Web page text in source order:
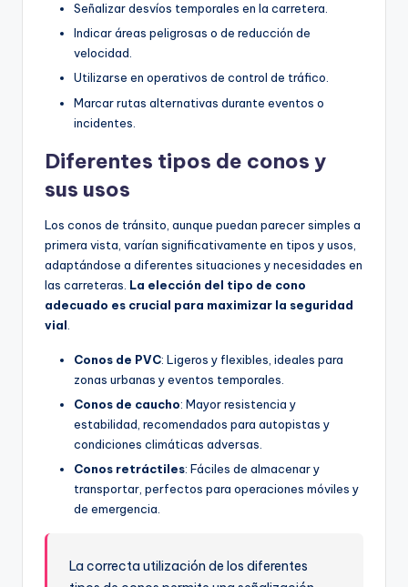
Señalizar desvíos temporales en la carretera.
Indicar áreas peligrosas o de reducción de
velocidad.
Utilizarse en operativos de control de tráfico.
Marcar rutas alternativas durante eventos o
incidentes.
Diferentes tipos de conos y
sus usos
Los conos de tránsito, aunque puedan parecer simples a
primera vista, varían significativamente en tipos y usos,
adaptándose a diferentes situaciones y necesidades en
las carreteras. La elección del tipo de cono
adecuado es crucial para maximizar la seguridad
vial
Conos de PVC: Ligeros y flexibles, ideales para
zonas urbanas y eventos temporales.
Conos de caucho: Mayor resistencia y
estabilidad, recomendados para autopistas y
condiciones climáticas adversas.
Conos retráctiles: Fáciles de almacenar y
transportar, perfectos para operaciones móviles y
de emergencia.
La correcta utilización de los diferentes